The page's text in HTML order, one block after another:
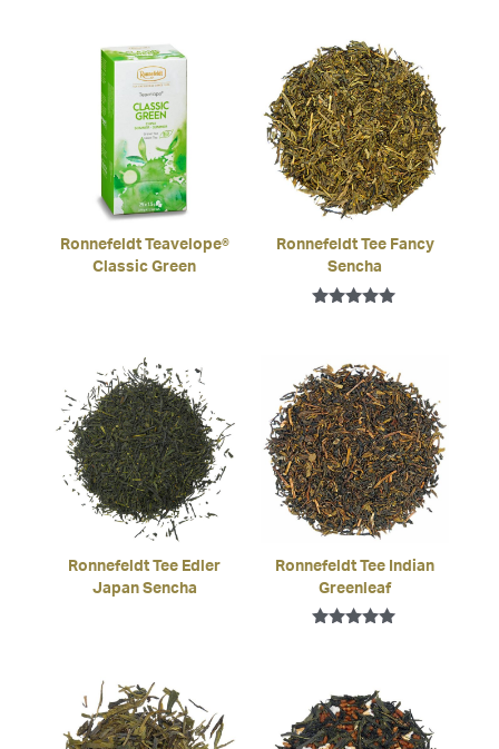
Ronnefeldt Teavelope®
Classic Green
Ronnefeldt Tee Fancy
Sencha
Ronnefeldt Tee Edler
Japan Sencha
Ronnefeldt Tee Indian
Greenleaf